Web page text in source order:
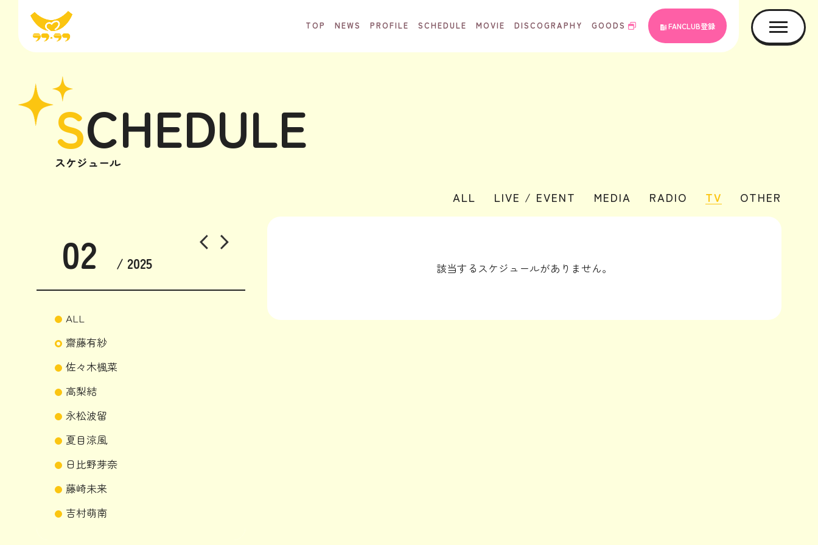
TOP NEWS PROFILE SCHEDULE MOVIE DISCOGRAPHY GOODS FANCLUB登録
SCHEDULE
スケジュール
ALL LIVE / EVENT MEDIA RADIO TV OTHER
02 / 2025
ALL
齋藤有紗
佐々木楓菜
高梨結
永松波留
夏目涼風
日比野芽奈
藤崎未来
吉村萌南
該当するスケジュールがありません。